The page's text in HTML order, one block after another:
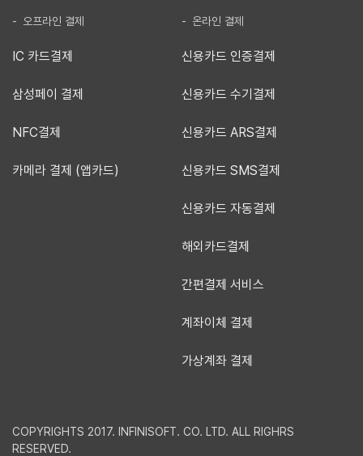
- 오프라인 결제
IC 카드결제
삼성페이 결제
NFC결제
카메라 결제 (앱카드)
- 온라인 결제
신용카드 인증결제
신용카드 수기결제
신용카드 ARS결제
신용카드 SMS결제
신용카드 자동결제
해외카드결제
간편결제 서비스
계좌이체 결제
가상계좌 결제
COPYRIGHTS 2017. INFINISOFT. CO. LTD. ALL RIGHRS
RESERVED.